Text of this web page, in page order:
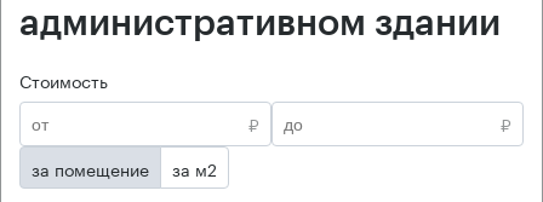
административном здании
Стоимость
₽
₽
за помещение
за м2